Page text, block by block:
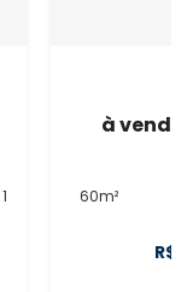
1
à venda
60m²
R$